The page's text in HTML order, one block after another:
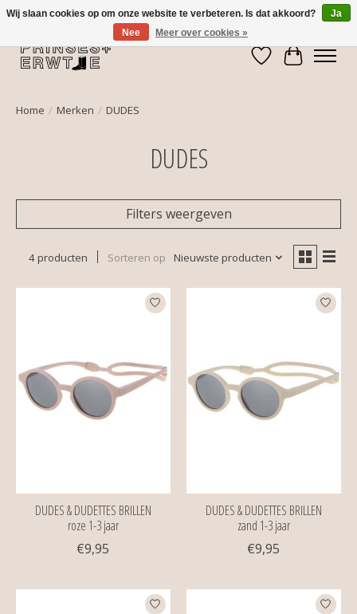
Verlanglijst
Home / Merken / DUDES
DUDES
Filters weergeven
4 producten Sorteren op Nieuwste producten
DUDES & DUDETTES BRILLEN
roze 1-3 jaar
€9,95
DUDES & DUDETTES BRILLEN
zand 1-3 jaar
€9,95
Wij slaan cookies op om onze website te verbeteren. Is dat akkoord?
Ja
Nee
Meer over cookies »